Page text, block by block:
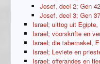
Josef, deel 2; Gen
Josef, deel 3; Gen
Israel; uittog uit Egipte,
Israel; voorskrifte en
Israel; die tabernakel,
Israel; Leviete en
Israel; offerandes en